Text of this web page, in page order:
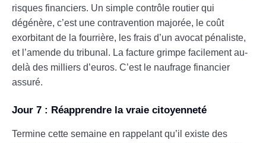
risques financiers. Un simple contrôle routier qui
dégénère, c’est une contravention majorée, le coût
exorbitant de la fourrière, les frais d’un avocat pénaliste,
et l’amende du tribunal. La facture grimpe facilement au-
delà des milliers d’euros. C’est le naufrage financier
assuré.
Jour 7 : Réapprendre la vraie citoyenneté
Termine cette semaine en rappelant qu’il existe des